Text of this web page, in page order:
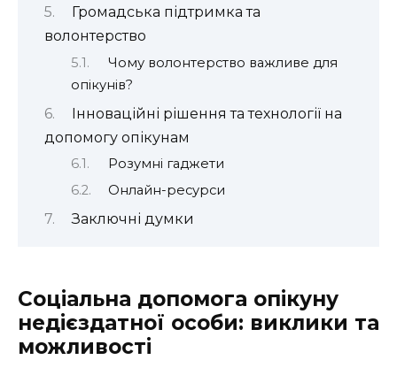
Громадська підтримка та
волонтерство
Чому волонтерство важливе для
опікунів?
Інноваційні рішення та технології на
допомогу опікунам
Розумні гаджети
Онлайн-ресурси
Заключні думки
Соціальна допомога опікуну
недієздатної особи: виклики та
можливості